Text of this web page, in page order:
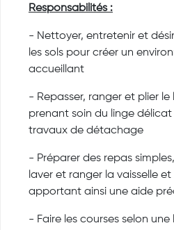
Responsabilités :
- Nettoyer, entretenir et
les sols pour créer un
accueillant
- Repasser, ranger et plier
prenant soin du linge
travaux de détachage
- Préparer des repas
laver et ranger la vaisselle
apportant ainsi une aide
- Faire les courses selon